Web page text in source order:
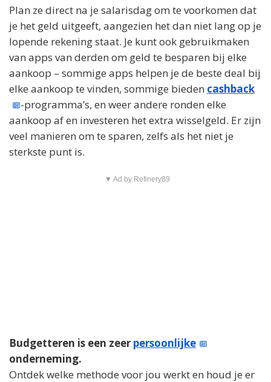
Plan ze direct na je salarisdag om te voorkomen dat
je het geld uitgeeft, aangezien het dan niet lang op je
lopende rekening staat. Je kunt ook gebruikmaken
van apps van derden om geld te besparen bij elke
aankoop – sommige apps helpen je de beste deal bij
elke aankoop te vinden, sommige bieden cashback
-programma’s, en weer andere ronden elke
aankoop af en investeren het extra wisselgeld. Er zijn
veel manieren om te sparen, zelfs als het niet je
sterkste punt is.
▼ Ad by Refinery89
Budgetteren is een zeer persoonlijke
onderneming.
Ontdek welke methode voor jou werkt en houd je er